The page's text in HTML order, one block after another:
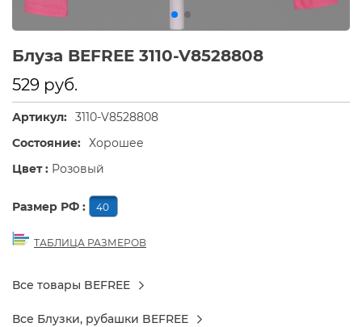
Блуза BEFREE 3110-V8528808
529 руб.
Артикул: 3110-V8528808
Состояние: Хорошее
Цвет : Розовый
Размер РФ : 40
ТАБЛИЦА РАЗМЕРОВ
Все товары BEFREE
Все Блузки, рубашки BEFREE